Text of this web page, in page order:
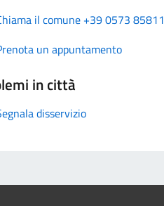
il comune +39 0573 85811
un appuntamento
in città
disservizio